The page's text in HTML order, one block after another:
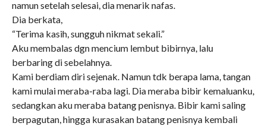
namun setelah selesai, dia menarik nafas.
Dia berkata,
“Terima kasih, sungguh nikmat sekali.”
Aku membalas dgn mencium lembut bibirnya, lalu
berbaring di sebelahnya.
Kami berdiam diri sejenak. Namun tdk berapa lama, tangan
kami mulai meraba-raba lagi. Dia meraba bibir kemaluanku,
sedangkan aku meraba batang penisnya. Bibir kami saling
berpagutan, hingga kurasakan batang penisnya kembali